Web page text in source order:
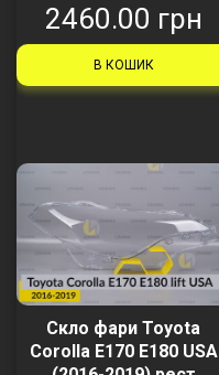
2460.00 грн
В КОШИК
Скло фари Toyota
Corolla E170 E180 USA